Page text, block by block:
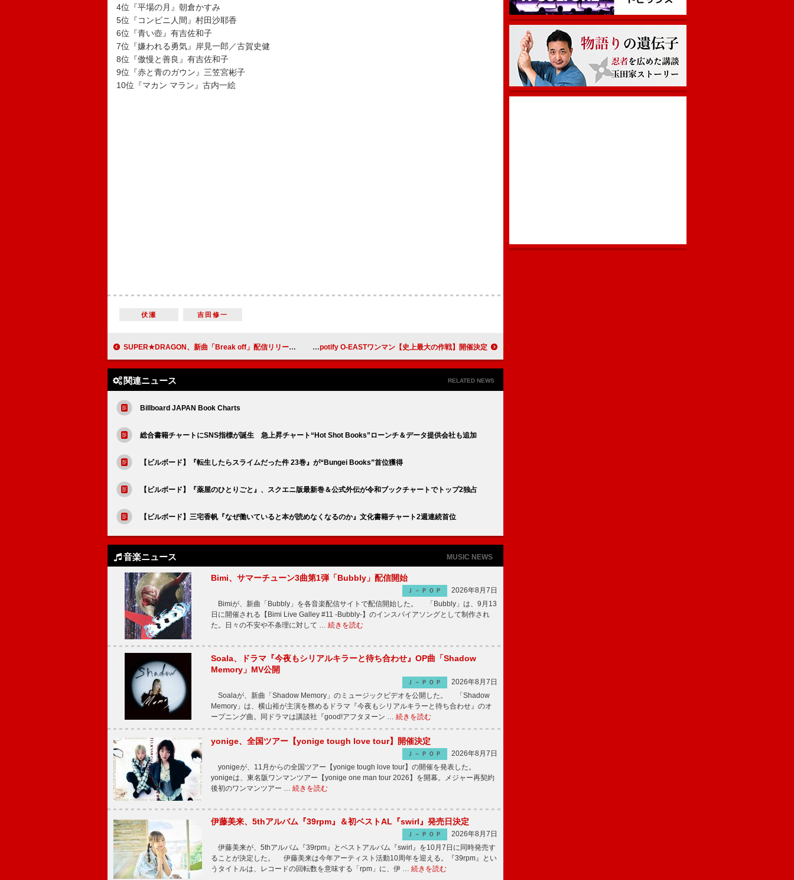
4位『平場の月』朝倉かすみ
5位『コンビニ人間』村田沙耶香
6位『青い壺』有吉佐和子
7位『嫌われる勇気』岸見一郎／古賀史健
8位『傲慢と善良』有吉佐和子
9位『赤と青のガウン』三笠宮彬子
10位『マカン マラン』古内一絵
伏瀬 吉田修一
SUPER★DRAGON、新曲「Break off」配信リリース＆ツアーを発表 トリプルファイヤー、Spotify O-EASTワンマン【史上最大の作戦】開催決定
関連ニュース RELATED NEWS
Billboard JAPAN Book Charts
総合書籍チャートにSNS指標が誕生 急上昇チャート“Hot Shot Books”ローンチ＆データ提供会社も追加
【ビルボード】『転生したらスライムだった件 23巻』が“Bungei Books”首位獲得
【ビルボード】『薬屋のひとりごと』、スクエニ版最新巻＆公式外伝が令和ブックチャートでトップ2独占
【ビルボード】三宅香帆『なぜ働いていると本が読めなくなるのか』文化書籍チャート2週連続首位
音楽ニュース MUSIC NEWS
Bimi、サマーチューン3曲第1弾「Bubbly」配信開始
Ｊ－ＰＯＰ
2026年8月7日
Bimiが、新曲「Bubbly」を各音楽配信サイトで配信開始した。 「Bubbly」は、9月13
日に開催される【Bimi Live Galley #11 -Bubbly-】のインスパイアソングとして制作され
た。日々の不安や不条理に対して … 続きを読む
Soala、ドラマ『今夜もシリアルキラーと待ち合わせ』OP曲「Shadow
Memory」MV公開
Ｊ－ＰＯＰ
2026年8月7日
Soalaが、新曲「Shadow Memory」のミュージックビデオを公開した。 「Shadow
Memory」は、横山裕が主演を務めるドラマ『今夜もシリアルキラーと待ち合わせ』のオ
ープニング曲。同ドラマは講談社『good!アフタヌーン … 続きを読む
yonige、全国ツアー【yonige tough love tour】開催決定
Ｊ－ＰＯＰ
2026年8月7日
yonigeが、11月からの全国ツアー【yonige tough love tour】の開催を発表した。
yonigeは、東名阪ワンマンツアー【yonige one man tour 2026】を開幕。メジャー再契約
後初のワンマンツアー … 続きを読む
伊藤美来、5thアルバム『39rpm』＆初ベストAL『swirl』発売日決定
Ｊ－ＰＯＰ
2026年8月7日
伊藤美来が、5thアルバム『39rpm』とベストアルバム『swirl』を10月7日に同時発売す
ることが決定した。 伊藤美来は今年アーティスト活動10周年を迎える。『39rpm』とい
うタイトルは、レコードの回転数を意味する「rpm」に、伊 … 続きを読む